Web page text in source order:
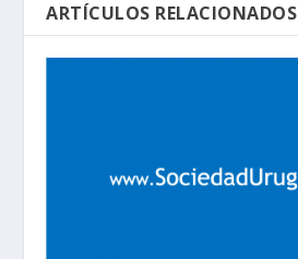
ARTÍCULOS RELACIONADOS